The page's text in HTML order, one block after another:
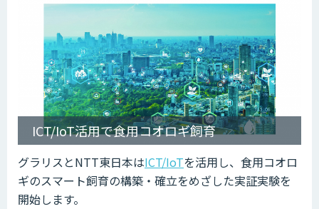
ICT/IoT活用で食用コオロギ飼育
グラリスとNTT東日本はICT/IoTを活用し、食用コオロ
ギのスマート飼育の構築・確立をめざした実証実験を
開始します。